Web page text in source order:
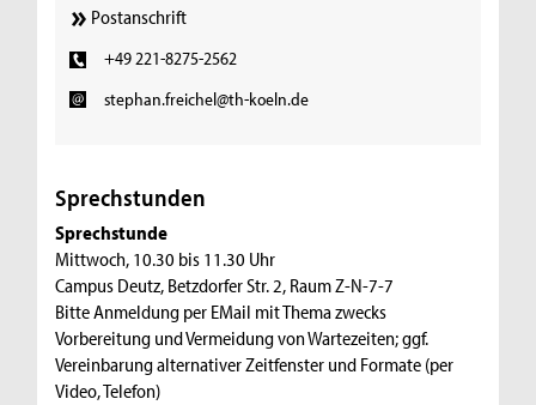
Postanschrift
+49 221-8275-2562
stephan.freichel@th-koeln.de
Sprechstunden
Sprechstunde
Mittwoch, 10.30 bis 11.30 Uhr
Campus Deutz, Betzdorfer Str. 2, Raum Z-N-7-7
Bitte Anmeldung per EMail mit Thema zwecks
Vorbereitung und Vermeidung von Wartezeiten; ggf.
Vereinbarung alternativer Zeitfenster und Formate (per
Video, Telefon)